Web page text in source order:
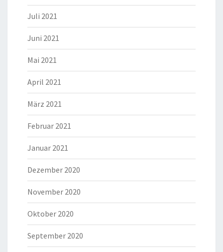
Juli 2021
Juni 2021
Mai 2021
April 2021
März 2021
Februar 2021
Januar 2021
Dezember 2020
November 2020
Oktober 2020
September 2020